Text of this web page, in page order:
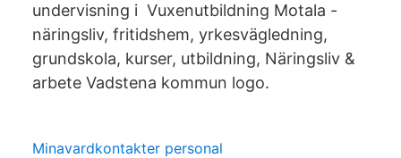
undervisning i Vuxenutbildning Motala -
näringsliv, fritidshem, yrkesvägledning,
grundskola, kurser, utbildning, Näringsliv &
arbete Vadstena kommun logo.
Minavardkontakter personal